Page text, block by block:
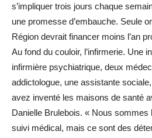
s’impliquer trois jours chaque
une promesse d’embauche. Seule
Région devrait financer moins l’an
Au fond du couloir, l’infirmerie. Une
infirmière psychiatrique, deux
addictologue, une assistante
avez inventé les maisons de santé
Danielle Brulebois. « Nous sommes
suivi médical, mais ce sont des